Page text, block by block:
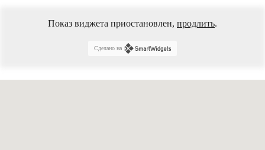
Показ виджета приостановлен, продлить.
Сделано на